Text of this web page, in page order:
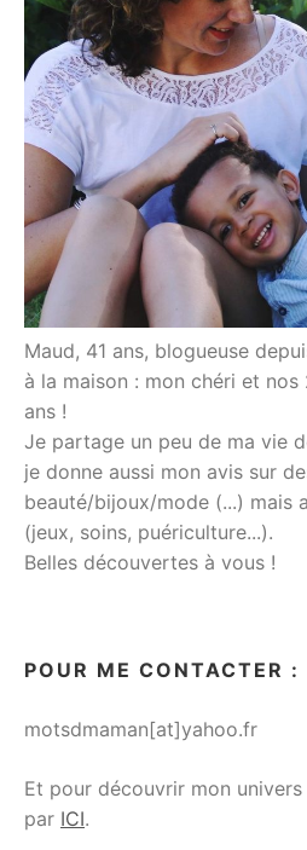
Maud, 41 ans, blogueuse
à la maison : mon chéri et
ans !
Je partage un peu de ma vie
je donne aussi mon avis sur
beauté/bijoux/mode (...) mais
(jeux, soins, puériculture...).
Belles découvertes à vous !
POUR ME CONTACTER :
motsdmaman[at]yahoo.fr
Et pour découvrir mon univers
par ICI.